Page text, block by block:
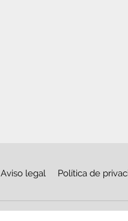
Aviso legal Política de